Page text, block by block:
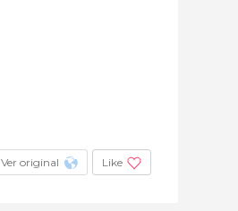
Ver original Like